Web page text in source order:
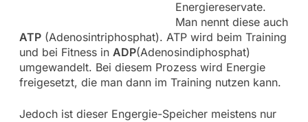
Energiereservate.
Man nennt diese auch
ATP(Adenosintriphosphat). ATP wird beim Training
und bei Fitness in ADP(Adenosindiphosphat)
umgewandelt. Bei diesem Prozess wird Energie
freigesetzt, die man dann im Training nutzen kann.
Jedoch ist dieser Engergie-Speicher meistens nur